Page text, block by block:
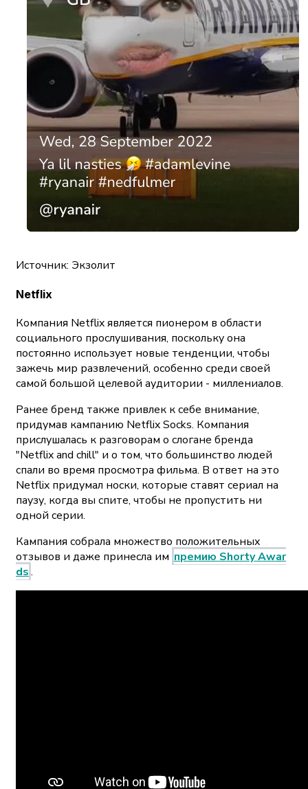
Источник: Экзолит
Netflix
Компания Netflix является пионером в области
социального прослушивания, поскольку она
постоянно использует новые тенденции, чтобы
зажечь мир развлечений, особенно среди своей
самой большой целевой аудитории - миллениалов.
Ранее бренд также привлек к себе внимание,
придумав кампанию Netflix Socks. Компания
прислушалась к разговорам о слогане бренда
"Netflix and chill" и о том, что большинство людей
спали во время просмотра фильма. В ответ на это
Netflix придумал носки, которые ставят сериал на
паузу, когда вы спите, чтобы не пропустить ни
одной серии.
Кампания собрала множество положительных
отзывов и даже принесла им премию Shorty Awar
ds.